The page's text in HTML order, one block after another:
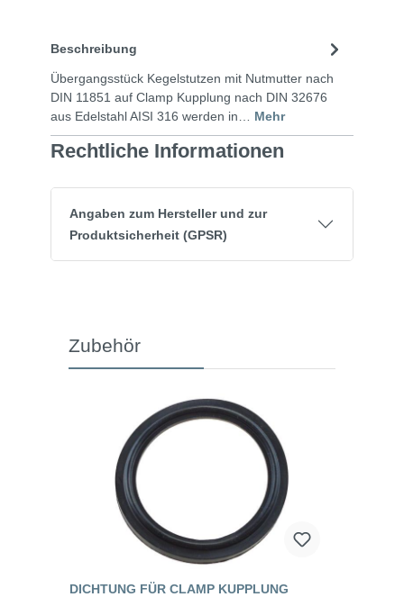
Beschreibung
Übergangsstück Kegelstutzen mit Nutmutter nach
DIN 11851 auf Clamp Kupplung nach DIN 32676
aus Edelstahl AISI 316 werden in… Mehr
Rechtliche Informationen
Angaben zum Hersteller und zur
Produktsicherheit (GPSR)
Zubehör
DICHTUNG FÜR CLAMP KUPPLUNG